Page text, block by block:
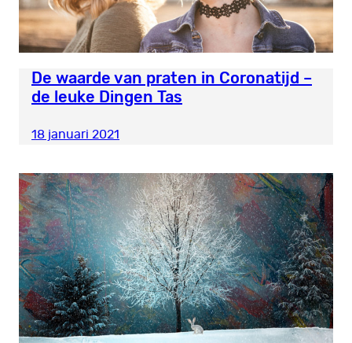
De waarde van praten in Coronatijd –
de leuke Dingen Tas
18 januari 2021